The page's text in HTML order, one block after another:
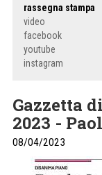
rassegna stampa
video
facebook
youtube
instagram
Gazzetta
2023 -
08/04/2023